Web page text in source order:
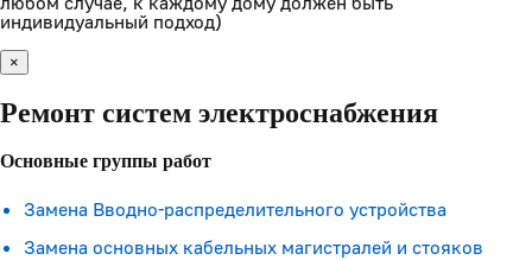
индивидуальный подход)
×
Ремонт систем электроснабжения
Основные группы работ
Замена Вводно-распределительного устройства
Замена основных кабельных магистралей и стояков